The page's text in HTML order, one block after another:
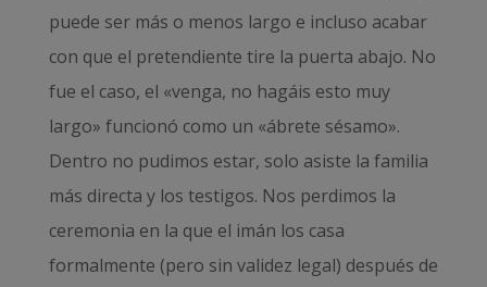
puede ser más o menos largo e incluso acabar
con que el pretendiente tire la puerta abajo. No
fue el caso, el «venga, no hagáis esto muy
largo» funcionó como un «ábrete sésamo».
Dentro no pudimos estar, solo asiste la familia
más directa y los testigos. Nos perdimos la
ceremonia en la que el imán los casa
formalmente (pero sin validez legal) después de